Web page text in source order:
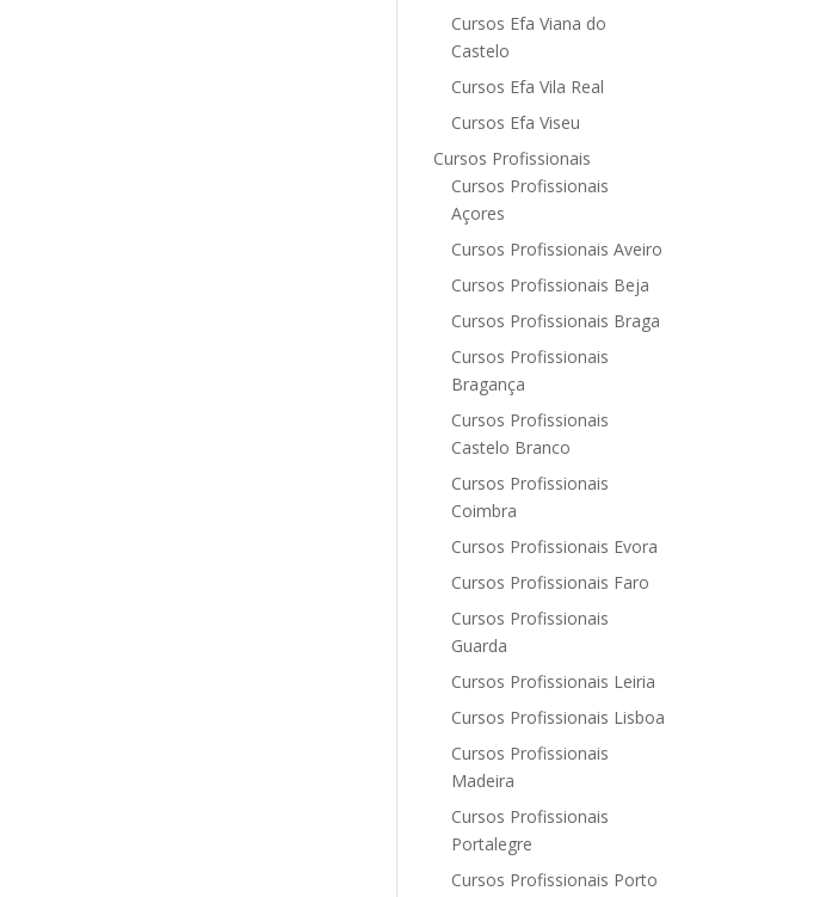
Cursos Efa Viana do
Castelo
Cursos Efa Vila Real
Cursos Efa Viseu
Cursos Profissionais
Cursos Profissionais
Açores
Cursos Profissionais Aveiro
Cursos Profissionais Beja
Cursos Profissionais Braga
Cursos Profissionais
Bragança
Cursos Profissionais
Castelo Branco
Cursos Profissionais
Coimbra
Cursos Profissionais Evora
Cursos Profissionais Faro
Cursos Profissionais
Guarda
Cursos Profissionais Leiria
Cursos Profissionais Lisboa
Cursos Profissionais
Madeira
Cursos Profissionais
Portalegre
Cursos Profissionais Porto